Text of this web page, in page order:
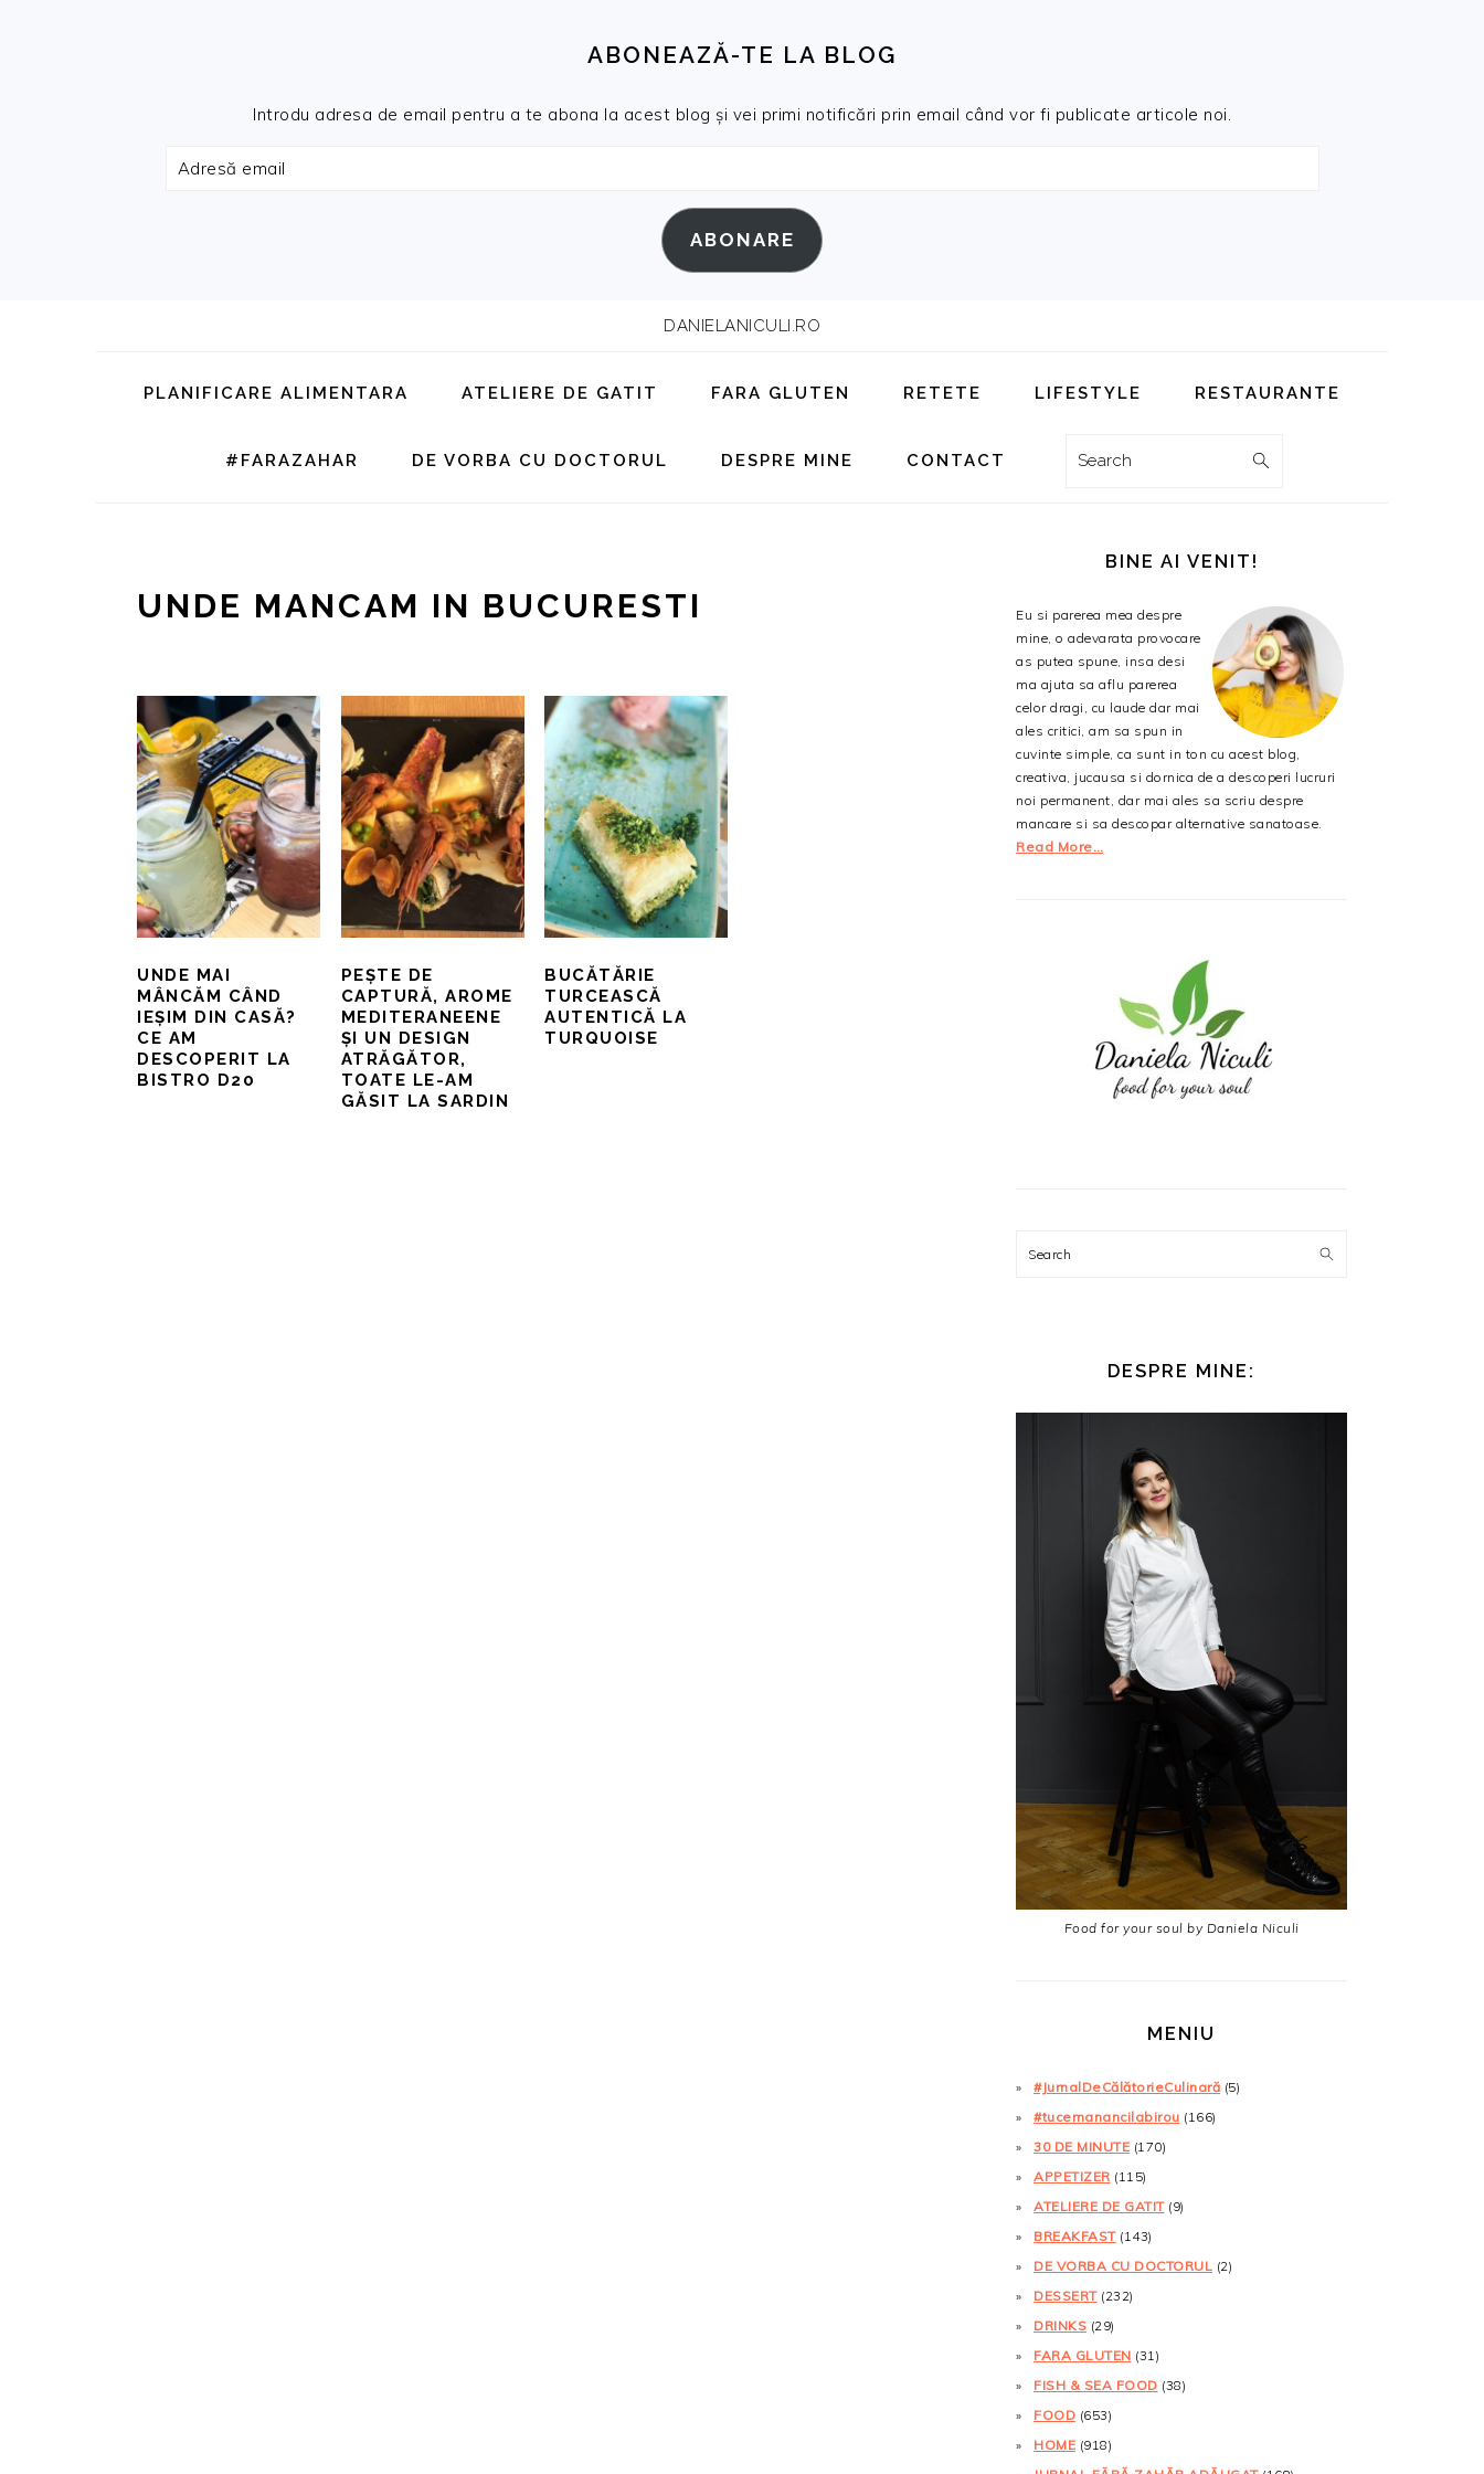
ABONEAZĂ-TE LA BLOG
Introdu adresa de email pentru a te abona la acest blog și vei primi notificări prin email când vor fi publicate articole noi.
Adresă
ABONARE
DANIELANICULI.RO
PLANIFICARE ALIMENTARA ATELIERE DE GATIT FARA GLUTEN RETETE LIFESTYLE RESTAURANTE
#FARAZAHAR DE VORBA CU DOCTORUL DESPRE MINE CONTACT Search
UNDE MANCAM IN BUCURESTI
UNDE MAI
MÂNCĂM CÂND
IEȘIM DIN CASĂ?
CE AM
DESCOPERIT LA
BISTRO D20
PEȘTE DE
CAPTURĂ, AROME
MEDITERANEENE
ȘI UN DESIGN
ATRĂGĂTOR,
TOATE LE-AM
GĂSIT LA SARDIN
BUCĂTĂRIE
TURCEASCĂ
AUTENTICĂ LA
TURQUOISE
PRINCIPALĂBINE AI VENIT!
Eu si parerea mea despre
mine, o adevarata provocare
as putea spune, insa desi
ma ajuta sa aflu parerea
celor dragi, cu laude dar mai
ales critici, am sa spun in
cuvinte simple, ca sunt in ton cu acest blog,
creativa, jucausa si dornica de a descoperi lucruri
noi permanent, dar mai ales sa scriu despre
mancare si sa descopar alternative sanatoase.
Read More…
Search
DESPRE MINE:
Food for your soul by Daniela Niculi
MENIU
#JurnalDeCălătorieCulinară (5)
#tucemanancilabirou (166)
30 DE MINUTE (170)
APPETIZER (115)
ATELIERE DE GATIT(9)
BREAKFAST(143)
DE VORBA CU DOCTORUL (2)
DESSERT(232)
DRINKS (29)
FARA GLUTEN (31)
FISH & SEA FOOD (38)
FOOD (653)
HOME (918)